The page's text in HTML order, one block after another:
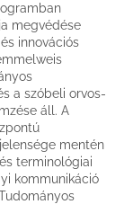
megvédése
innovációs
a szóbeli orvos-
áll. A
mentén
terminológiai
kommunikáció